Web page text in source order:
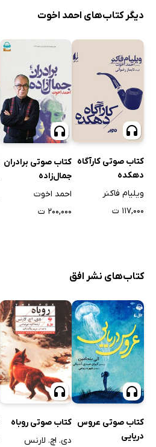
دیگر کتاب‌های احمد اخوت
کتاب صوتی کارآگاه
دهکده
ویلیام فاکنر
۱۱۷,۰۰۰ ت
کتاب صوتی برادران
جمال‌زاده
احمد اخوت
۲۰۰,۰۰۰ ت
کتاب‌های نشر افق
کتاب صوتی عروس
دریایی
کتاب صوتی روباه
دی. اچ. لارنس